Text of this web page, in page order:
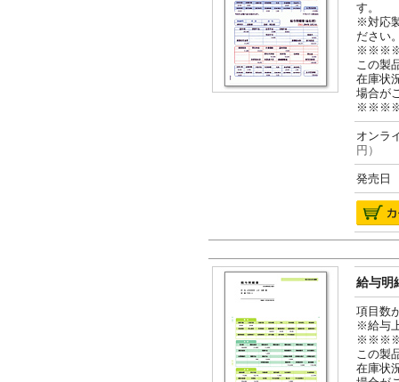
す。
※対応
ださい
この製
在庫状
場合が
オン
円）
発売日
給与明
項目数
※給与
この製
在庫状